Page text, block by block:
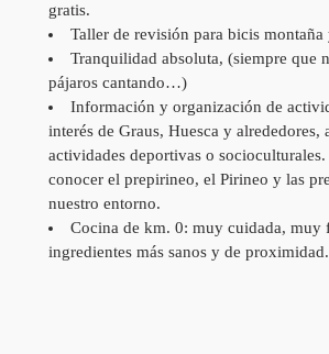
gratis.
Taller de revisión para bicis montaña
Tranquilidad absoluta, (siempre que
pájaros cantando…)
Información y organización de
interés de Graus, Huesca y alrededores,
actividades deportivas o
conocer el prepirineo, el Pirineo y las
nuestro entorno.
Cocina de km. 0: muy cuidada, muy
ingredientes más sanos y de proximidad.